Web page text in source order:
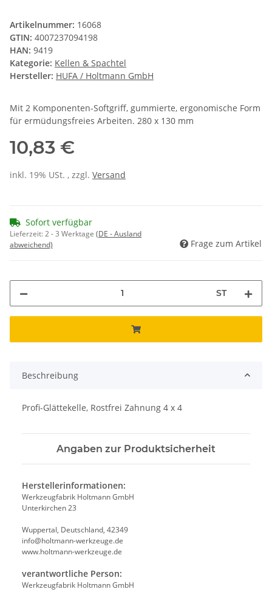
Artikelnummer: 16068
GTIN: 4007237094198
HAN: 9419
Kategorie: Kellen & Spachtel
Hersteller: HUFA / Holtmann GmbH
Mit 2 Komponenten-Softgriff, gummierte, ergonomische Form
für ermüdungsfreies Arbeiten. 280 x 130 mm
10,83 €
inkl. 19% USt. , zzgl. Versand
Sofort verfügbar
Lieferzeit:2 - 3 Werktage (DE - Ausland
abweichend)
Frage zum Artikel
ST
Beschreibung
Profi-Glättekelle, Rostfrei Zahnung 4 x 4
Angaben zur Produktsicherheit
Herstellerinformationen:
Werkzeugfabrik Holtmann GmbH
Unterkirchen 23
Wuppertal, Deutschland, 42349
info@holtmann-werkzeuge.de
www.holtmann-werkzeuge.de
verantwortliche Person:
Werkzeugfabrik Holtmann GmbH